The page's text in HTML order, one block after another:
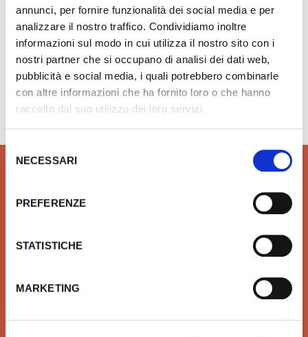
annunci, per fornire funzionalità dei social media e per
analizzare il nostro traffico. Condividiamo inoltre
informazioni sul modo in cui utilizza il nostro sito con i
nostri partner che si occupano di analisi dei dati web,
pubblicità e social media, i quali potrebbero combinarle
con altre informazioni che ha fornito loro o che hanno
raccolto dal suo utilizzo dei loro servizi.
Selezione
delNECESSARI
PREFERENZE
STATISTICHE
MARKETING
Hai bisogno di aiuto?info@rubinetteria.com
dal Lunedì al Venerdì 8.30 - 12.00 / 13.30 - 18.00
Prodotti idrotermosanitari e
tendenze di Design
Affidiamo il tuo denaro e la
tua sicurezza a Xpay. Il
effettuare i pagamenti e per
la tua tutela.